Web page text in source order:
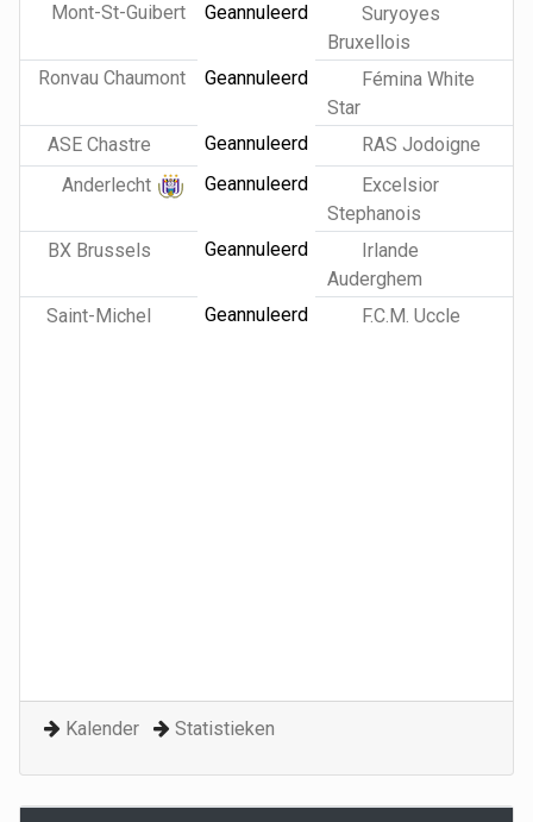
Mont-St-Guibert Geannuleerd
Suryoyes
Bruxellois
Ronvau Chaumont
Geannuleerd
Fémina White
Star
ASE Chastre
Geannuleerd
RAS Jodoigne
Anderlecht
Geannuleerd
Excelsior
Stephanois
BX Brussels
Geannuleerd
Irlande
Auderghem
Saint-Michel
Geannuleerd F.C.M. Uccle
Kalender Statistieken